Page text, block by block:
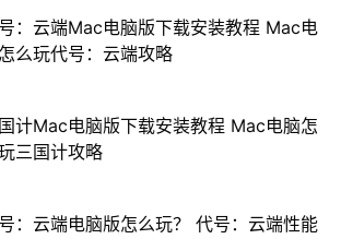
：云端Mac电脑版下载安装教程 Mac电
么玩代号：云端攻略
计Mac电脑版下载安装教程 Mac电脑怎
三国计攻略
：云端电脑版怎么玩？ 代号：云端性能